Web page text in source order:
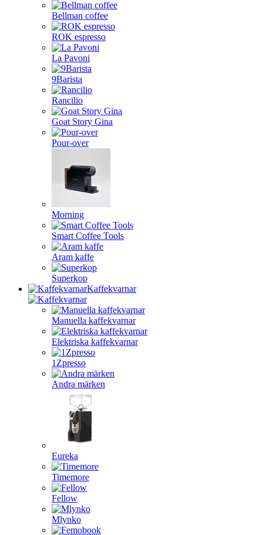
Bellman coffee
ROK espresso
La Pavoni
9Barista
Rancilio
Goat Story Gina
Pour-over
Morning
Smart Coffee Tools
Aram kaffe
Superkop
Kaffekvarnar
Manuella kaffekvarnar
Elektriska kaffekvarnar
1Zpresso
Andra märken
Eureka
Timemore
Fellow
Mlynko